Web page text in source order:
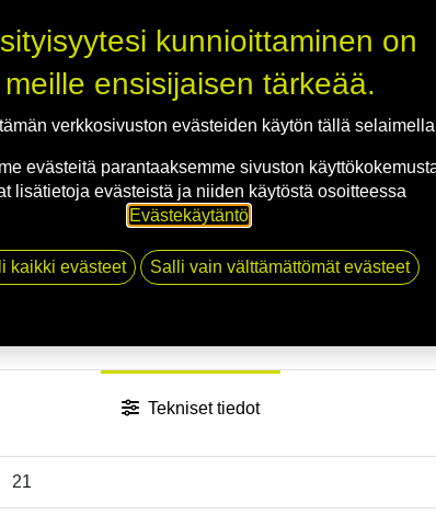
Jaa
Toimitusehdot
Tekniset tiedot
21
kunnioittaminen on
meille ensisijaisen tärkeää.
verkkosivuston evästeiden käytön tällä
evästeitä parantaaksemme sivuston
lisätietoja evästeistä ja niiden käytöstä osoitteessa
Evästekäytäntö.
kaikki evästeet Salli vain välttämättömät evästeet